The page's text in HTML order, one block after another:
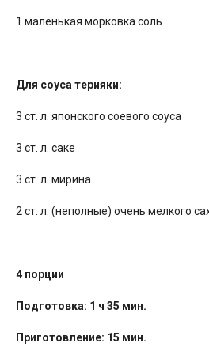
1 маленькая морковка соль
Для соуса терияки:
3 ст. л. японского соевого соуса
3 ст. л. саке
3 ст. л. мирина
2 ст. л. (неполные) очень мелкого
4 порции
Подготовка: 1 ч 35 мин.
Приготовление: 15 мин.